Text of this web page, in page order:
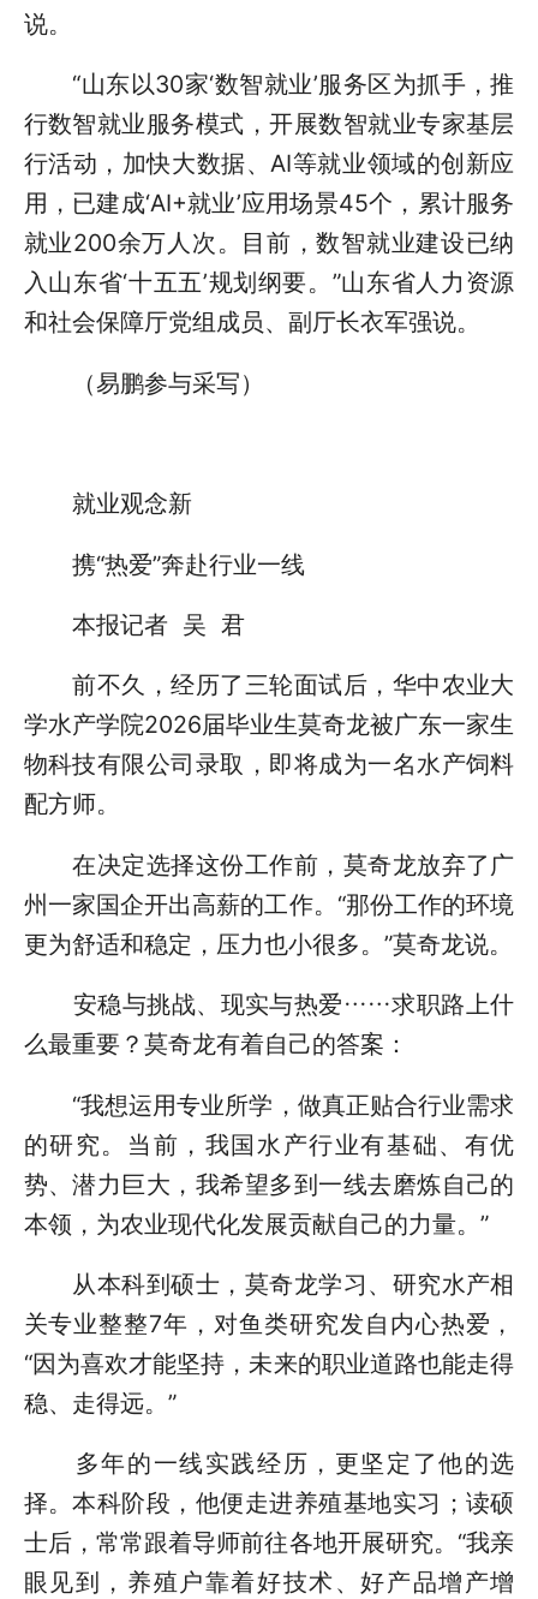
说。
“山东以30家‘数智就业’服务区为抓手，推
行数智就业服务模式，开展数智就业专家基层
行活动，加快大数据、AI等就业领域的创新应
用，已建成‘AI+就业’应用场景45个，累计服务
就业200余万人次。目前，数智就业建设已纳
入山东省‘十五五’规划纲要。”山东省人力资源
和社会保障厅党组成员、副厅长衣军强说。
（易鹏参与采写）
就业观念新
携“热爱”奔赴行业一线
本报记者 吴 君
前不久，经历了三轮面试后，华中农业大
学水产学院2026届毕业生莫奇龙被广东一家生
物科技有限公司录取，即将成为一名水产饲料
配方师。
在决定选择这份工作前，莫奇龙放弃了广
州一家国企开出高薪的工作。“那份工作的环境
更为舒适和稳定，压力也小很多。”莫奇龙说。
安稳与挑战、现实与热爱……求职路上什
么最重要？莫奇龙有着自己的答案：
“我想运用专业所学，做真正贴合行业需求
的研究。当前，我国水产行业有基础、有优
势、潜力巨大，我希望多到一线去磨炼自己的
本领，为农业现代化发展贡献自己的力量。”
从本科到硕士，莫奇龙学习、研究水产相
关专业整整7年，对鱼类研究发自内心热爱，
“因为喜欢才能坚持，未来的职业道路也能走得
稳、走得远。”
多年的一线实践经历，更坚定了他的选
择。本科阶段，他便走进养殖基地实习；读硕
士后，常常跟着导师前往各地开展研究。“我亲
眼见到，养殖户靠着好技术、好产品增产增